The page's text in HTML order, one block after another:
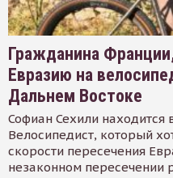
Гражданина
Евразию на
Дальнем Востоке
Софиан Сехили находится
Велосипедист, который
скорости пересечения
незаконном пересечении